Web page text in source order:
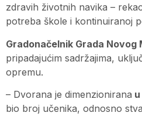
zdravih životnih navika –
potreba škole i kontinuiranoj
Gradonačelnik Grada
pripadajućim sadržajima,
opremu.
– Dvorana je dimenzionirana
bio broj učenika, odnosno